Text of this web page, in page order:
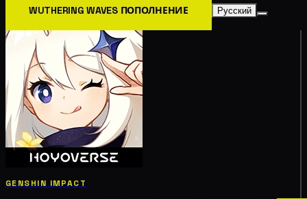
WUTHERING WAVES ПОПОЛНЕНИЕ Русский
GENSHIN IMPACT